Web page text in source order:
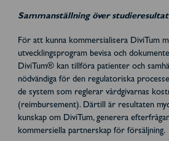
Sammanställning över
För att kunna kommersialisera DiviTum
utvecklingsprogram bevisa och
DiviTum® kan tillföra patienter och
nödvändiga för den regulatoriska
de system som reglerar vårdgivarnas
(reimbursement). Därtill är resultaten
kunskap om DiviTum, generera
kommersiella partnerskap för försäljning.